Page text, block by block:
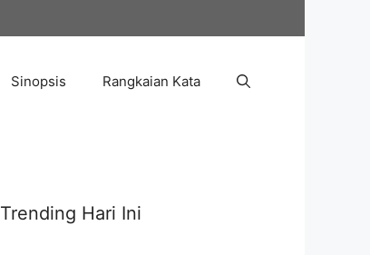
Sinopsis Rangkaian Kata
Trending Hari Ini